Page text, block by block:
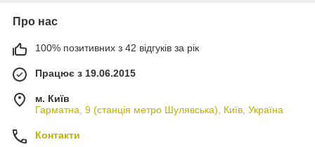
Про нас
100% позитивних з 42 відгуків за рік
Працює з 19.06.2015
м. Київ
Гарматна, 9 (станція метро Шулявська), Київ, Україна
Контакти